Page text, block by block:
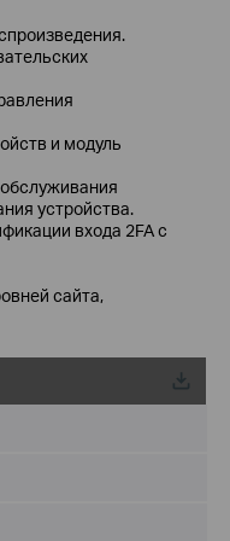
и модуль
устройства.
входа 2FA с
сайта,